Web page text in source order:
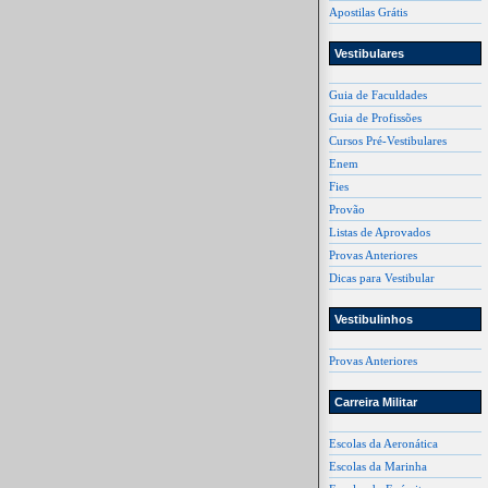
Apostilas Grátis
Vestibulares
Guia de Faculdades
Guia de Profissões
Cursos Pré-Vestibulares
Enem
Fies
Provão
Listas de Aprovados
Provas Anteriores
Dicas para Vestibular
Vestibulinhos
Provas Anteriores
Carreira Militar
Escolas da Aeronática
Escolas da Marinha